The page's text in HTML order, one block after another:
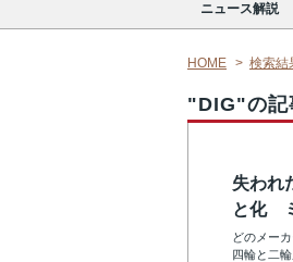
ニュース解説
HOME 検索結
"DIG"の記
失われ
と化
どのメー
四輪と二